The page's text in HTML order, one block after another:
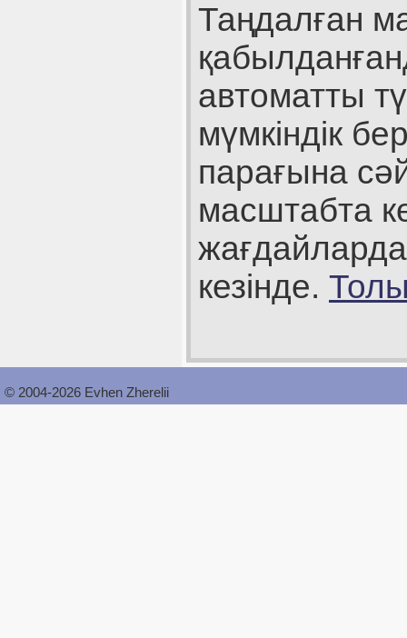
Таңдалған
автоматты
мүмкіндік
парағына
масштабта
кезінде.
© 2004-2026 Evhen Zherelii